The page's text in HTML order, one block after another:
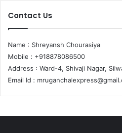
Contact Us
Name : Shreyansh Chourasiya
Mobile : +918878086500
Address : Ward-4, Shivaji Nagar,
Email Id :